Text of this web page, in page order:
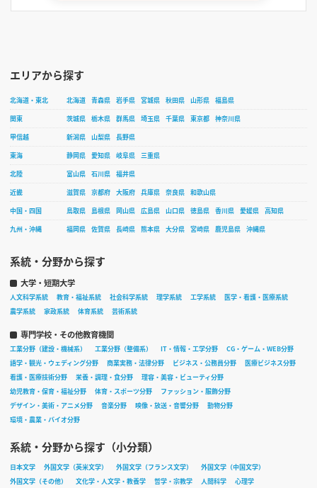
エリアから探す
北海道・東北 北海道 青森県 岩手県 宮城県 秋田県 山形県
福島県
関東
茨城県 栃木県 群馬県 埼玉県 千葉県 東京都
神奈川県
甲信越
新潟県 山梨県
長野県
東海
静岡県 愛知県 岐阜県
三重県
北陸
富山県 石川県
福井県
近畿
滋賀県 京都府 大阪府 兵庫県 奈良県
和歌山県
中国・四国
鳥取県 島根県 岡山県 広島県 山口県 徳島県 香川県 愛媛県
高知県
九州・沖縄
福岡県 佐賀県 長崎県 熊本県 大分県 宮崎県 鹿児島県 沖縄県
系統・分野から探す
大学・短期大学
人文科学系統 教育・福祉系統 社会科学系統 理学系統 工学系統
医学・看護・医療系統
農学系統
家政系統 体育系統 芸術系統
専門学校・その他教育機関
工業分野（建設・機械系） 工業分野（整備系） IT・情報・工学分野
CG・ゲーム・WEB分野
語学・観光・ウェディング分野
商業実務・法律分野 ビジネス・公務員分野
医療ビジネス分野
看護・医療技術分野
栄養・調理・食分野
理容・美容・ビューティ分野
幼児教育・保育・福祉分野
体育・スポーツ分野
ファッション・服飾分野
デザイン・美術・アニメ分野
音楽分野 映像・放送・音響分野
動物分野
環境・農業・バイオ分野
系統・分野から探す（小分類）
日本文学 外国文学（英米文学） 外国文学（フランス文学）
外国文学（中国文学）
外国文学（その他）
文化学・人文学・教養学 哲学・宗教学 人間科学 心理学